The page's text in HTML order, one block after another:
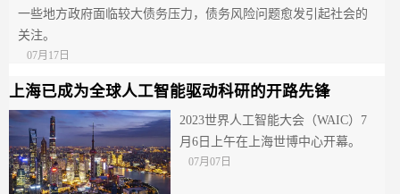
一些地方政府面临较大债务压力，债务风险问题愈发引起社会的
关注。
07月17日
上海已成为全球人工智能驱动科研的开路先锋
2023世界人工智能大会（WAIC）7
月6日上午在上海世博中心开幕。
07月07日